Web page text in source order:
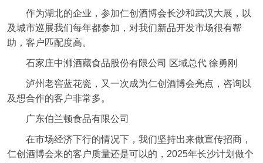
作为湖北的企业，参加仁创酒博会长沙和武汉大展，以
及城市巡展我们每年都参加，对我们新品开发市场很有帮
助，客户匹配度高。
石家庄中浉酒藏食品股份有限公司 区域总代 徐勇刚
泸州老窖蓝花瓷，又一次成为仁创酒博会亮点，咨询以
及想合作的客户非常多。
广东伯兰顿食品有限公司
在市场经济下行的情况下，我们坚持出来做宣传招商，
仁创酒博会来的客户质量还是可以的，2025年长沙计划做个